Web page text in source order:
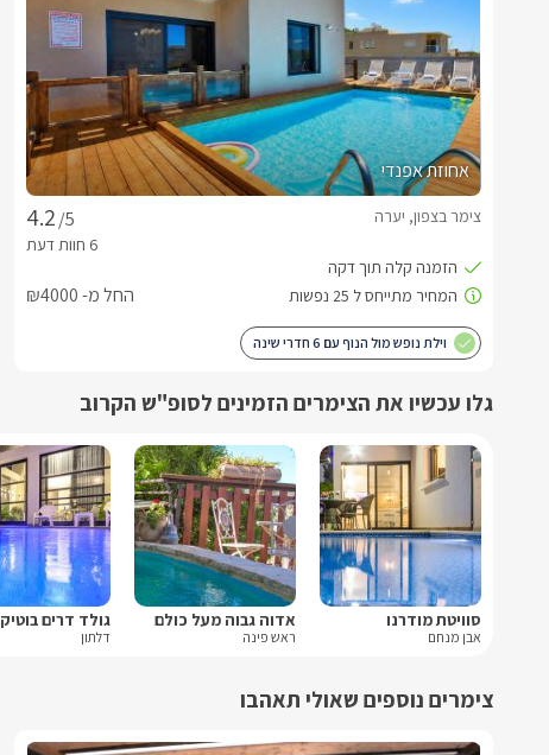
אחוזת אפנדי
/5
צימר בצפון, יערה
החל מ- ₪4000
וילת נופש מול הנוף עם 6 חדרי שינה
גלו עכשיו את הצימרים הזמינים לסופ"ש הקרוב
סוויטת מודרנו
אבן מנחם
אדוה גבוה מעל כולם
ראש פינה
גולד דרים בוטיק
דלתון
צימרים נוספים שאולי תאהבו